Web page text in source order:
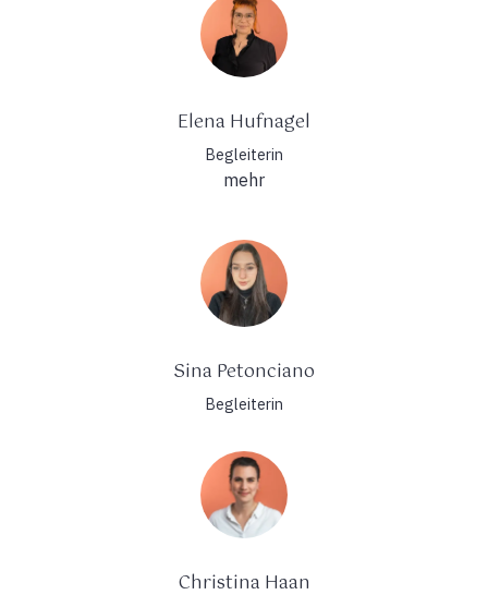
Elena Hufnagel
Begleiterin
mehr
Sina Petonciano
Begleiterin
Christina Haan